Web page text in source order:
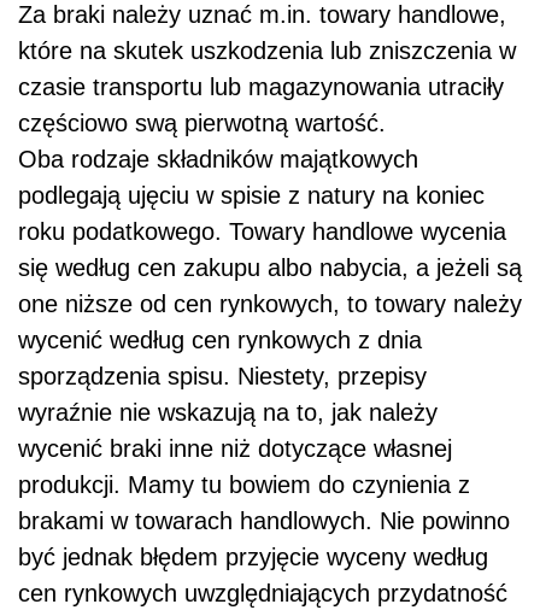
Za braki należy uznać m.in. towary handlowe,
które na skutek uszkodzenia lub zniszczenia w
czasie transportu lub magazynowania utraciły
częściowo swą pierwotną wartość.
Oba rodzaje składników majątkowych
podlegają ujęciu w spisie z natury na koniec
roku podatkowego. Towary handlowe wycenia
się według cen zakupu albo nabycia, a jeżeli są
one niższe od cen rynkowych, to towary należy
wycenić według cen rynkowych z dnia
sporządzenia spisu. Niestety, przepisy
wyraźnie nie wskazują na to, jak należy
wycenić braki inne niż dotyczące własnej
produkcji. Mamy tu bowiem do czynienia z
brakami w towarach handlowych. Nie powinno
być jednak błędem przyjęcie wyceny według
cen rynkowych uwzględniających przydatność